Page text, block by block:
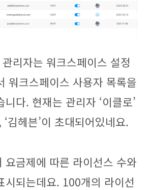
리자는 워크스페이스 설정
워크스페이스 사용자 목록을
다. 현재는 관리자 ‘이클로’
‘김헤븐’이 초대되어있네요.
요금제에 따른 라이선스 수와
시되는데요. 100개의 라이선